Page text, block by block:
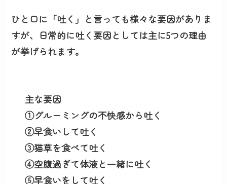
ひと口に「吐く」と言っても様々な要因がありま
すが、日常的に吐く要因としては主に5つの理由
が挙げられます。
主な要因
①グルーミングの不快感から吐く
②早食いして吐く
③猫草を食べて吐く
④空腹過ぎて体液と一緒に吐く
⑤早食いをして吐く